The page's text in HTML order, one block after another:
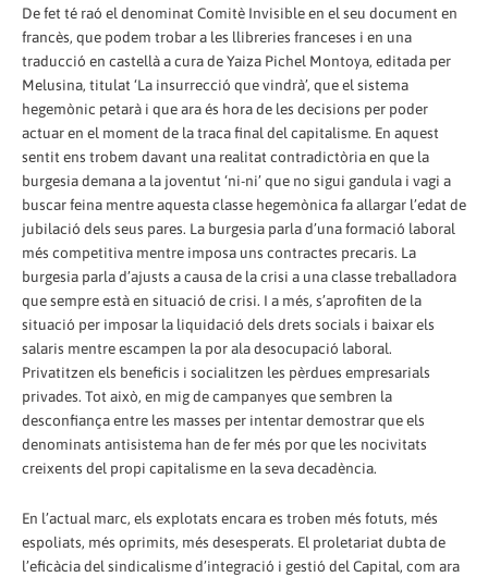
De fet té raó el denominat Comitè Invisible en el seu document en
francès, que podem trobar a les llibreries franceses i en una
traducció en castellà a cura de Yaiza Pichel Montoya, editada per
Melusina, titulat ‘La insurrecció que vindrà’, que el sistema
hegemònic petarà i que ara és hora de les decisions per poder
actuar en el moment de la traca final del capitalisme. En aquest
sentit ens trobem davant una realitat contradictòria en que la
burgesia demana a la joventut ‘ni-ni’ que no sigui gandula i vagi a
buscar feina mentre aquesta classe hegemònica fa allargar l’edat de
jubilació dels seus pares. La burgesia parla d’una formació laboral
més competitiva mentre imposa uns contractes precaris. La
burgesia parla d’ajusts a causa de la crisi a una classe treballadora
que sempre està en situació de crisi. I a més, s’aprofiten de la
situació per imposar la liquidació dels drets socials i baixar els
salaris mentre escampen la por ala desocupació laboral.
Privatitzen els beneficis i socialitzen les pèrdues empresarials
privades. Tot això, en mig de campanyes que sembren la
desconfiança entre les masses per intentar demostrar que els
denominats antisistema han de fer més por que les nocivitats
creixents del propi capitalisme en la seva decadència.
En l’actual marc, els explotats encara es troben més fotuts, més
espoliats, més oprimits, més desesperats. El proletariat dubta de
l’eficàcia del sindicalisme d’integració i gestió del Capital, com ara